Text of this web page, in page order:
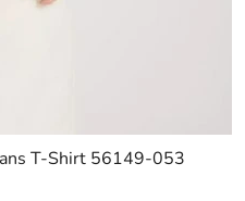
T-Shirt 56149-053